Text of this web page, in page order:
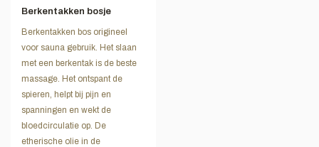
Berkentakken bosje
Berkentakken bos origineel
voor sauna gebruik. Het slaan
met een berkentak is de beste
massage. Het ontspant de
spieren, helpt bij pijn en
spanningen en wekt de
bloedcirculatie op. De
etherische olie in de